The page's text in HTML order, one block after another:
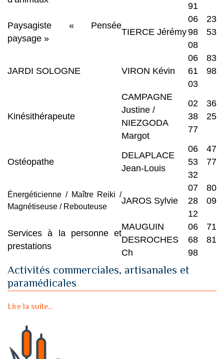
91
Paysagiste « Pensée
paysage »
TIERCE Jérémy
06 23
98 53
08
JARDI SOLOGNE VIRON Kévin
06 83
61 98
03
Kinésithérapeute
CAMPAGNE
Justine /
NIEZGODA
Margot
02 36
38 25
77
Ostéopathe
DELAPLACE
Jean-Louis
06 47
53 77
32
Énergéticienne / Maître Reiki /
Magnétiseuse / Rebouteuse
JAROS Sylvie
07 80
28 09
12
Services à la personne et
prestations
MAUGUIN
DESROCHES
Ch
06 71
68 81
98
Activités commerciales, artisanales et
paramédicales
Lire la suite...